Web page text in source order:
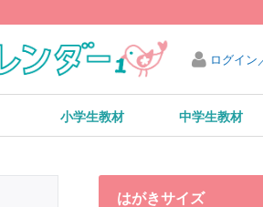
ログイン
小学生教材 中学生教材
はがきサイズ